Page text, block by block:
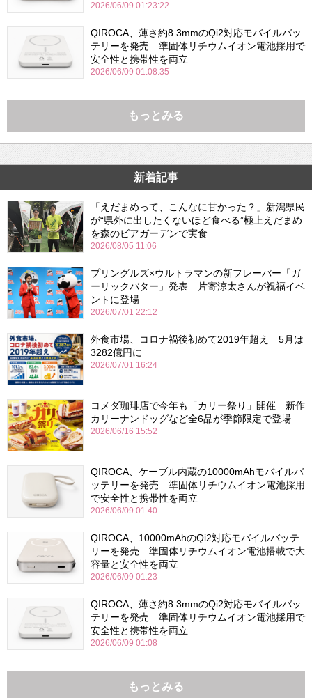
2026/06/09 01:23:22
QIROCA、薄さ約8.3mmのQi2対応モバイルバッ
テリーを発売 準固体リチウムイオン電池採用で
安全性と携帯性を両立
2026/06/09 01:08:35
もっとみる
新着記事
「えだまめって、こんなに甘かった？」新潟県民
が“県外に出したくないほど食べる”極上えだまめ
を森のビアガーデンで実食
2026/08/05 11:06
プリングルズ×ウルトラマンの新フレーバー「ガ
ーリックバター」発表 片寄涼太さんが祝福イベ
ントに登場
2026/07/01 22:12
外食市場、コロナ禍後初めて2019年超え 5月は
3282億円に
2026/07/01 16:24
コメダ珈琲店で今年も「カリー祭り」開催 新作
カリーナンドッグなど全6品が季節限定で登場
2026/06/16 15:52
QIROCA、ケーブル内蔵の10000mAhモバイルバ
ッテリーを発売 準固体リチウムイオン電池採用
で安全性と携帯性を両立
2026/06/09 01:40
QIROCA、10000mAhのQi2対応モバイルバッテ
リーを発売 準固体リチウムイオン電池搭載で大
容量と安全性を両立
2026/06/09 01:23
QIROCA、薄さ約8.3mmのQi2対応モバイルバッ
テリーを発売 準固体リチウムイオン電池採用で
安全性と携帯性を両立
2026/06/09 01:08
もっとみる